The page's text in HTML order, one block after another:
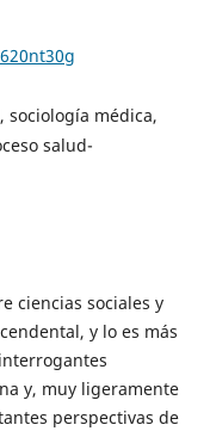
sociología médica,
salud-
ciencias sociales y
y lo es más
y, muy ligeramente
perspectivas de